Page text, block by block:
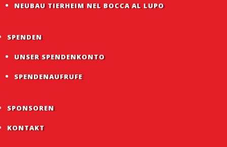
NEUBAU TIERHEIM NEL BOCCA AL LUPO
SPENDEN
UNSER SPENDENKONTO
SPENDENAUFRUFE
SPONSOREN
KONTAKT